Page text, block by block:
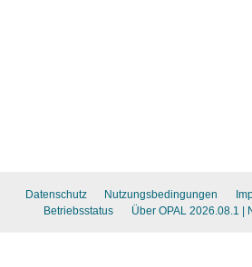
Datenschutz Nutzungsbedingungen
Betriebsstatus
Über OPAL 2026.08.1 |